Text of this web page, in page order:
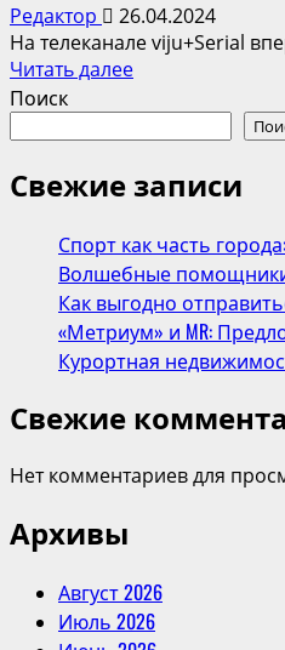
стартует
премьера
сериала
«Эна,
Редактор
26.04.2024
На телеканале viju+Serial
Читать далееПрочитать
о
На
viju+Serial
стартовал
мистический
детективной
дорамы
«Наша
цветущая
Поиск
Свежие записи
Спорт как часть
Волшебные помощники
Как выгодно
«Метриум» и MR:
Курортная
Свежие
Нет комментариев для
Архивы
Август 2026
Июль 2026